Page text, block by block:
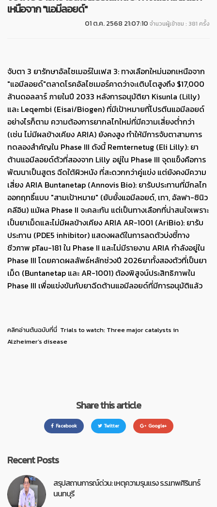
เหนือจาก "แอมีลอยด์"
01 ต.ค. 2568 21:07:10 จำนวนผู้เข้าชม : 381 ครั้ง
จับตา 3 ยารักษาอัลไซเมอร์ในเฟส 3: ทางเลือกใหม่นอกเหนือจาก
"แอมีลอยด์"ตลาดโรคอัลไซเมอร์คาดว่าจะเติบโตสูงถึง $17,000
ล้านดอลลาร์ ภายในปี 2033 หลังการอนุมัติยา Kisunla (Lilly)
และ Leqembi (Eisai/Biogen) ที่มีเป้าหมายที่โปรตีนแอมีลอยด์
อย่างไรก็ตาม ความต้องการยากลไกใหม่ที่มีความเสี่ยงต่ำกว่า
(เช่น ไม่มีผลข้างเคียง ARIA) ยังคงสูง ทำให้มีการจับตาสามการ
ทดลองสำคัญใน Phase III ดังนี้ Remternetug (Eli Lilly): ยา
ต้านแอมีลอยด์ตัวที่สองจาก Lilly อยู่ใน Phase III จุดแข็งคือการ
พัฒนาเป็นสูตร ฉีดใต้ผิวหนัง ที่สะดวกกว่าคู่แข่ง แต่ยังคงมีความ
เสี่ยง ARIA Buntanetap (Annovis Bio): ยารับประทานที่มีกลไก
ออกฤทธิ์แบบ "สามเป้าหมาย" (ยับยั้งแอมีลอยด์, เทา, อัลฟา-ซินิว
คลีอิน) แม้ผล Phase II จะคละกัน แต่เป็นทางเลือกที่น่าสนใจเพราะ
เป็นยาเม็ดและไม่มีผลข้างเคียง ARIA AR-1001 (AriBio): ยารับ
ประทาน (PDE5 inhibitor) แสดงผลดีในการลดตัวบ่งชี้ทาง
ชีวภาพ pTau-181 ใน Phase II และไม่มีรายงาน ARIA กำลังอยู่ใน
Phase III โดยคาดผลลัพธ์หลักช่วงปี 2026ยาทั้งสองตัวที่เป็นยา
เม็ด (Buntanetap และ AR-1001) ต้องพิสูจน์ประสิทธิภาพใน
Phase III เพื่อแข่งขันกับยาฉีดต้านแอมีลอยด์ที่มีการอนุมัติแล้ว
คลิกอ่านต้นฉบับที่นี่ Trials to watch: Three major catalysts in
Alzheimer’s disease
Share this article
Facebook Twitter Google+
Recent Posts
สรุปสถานการณ์ด่วน: เหตุความรุนแรง ร.ร.เทพศิรินทร์
นนทบุรี